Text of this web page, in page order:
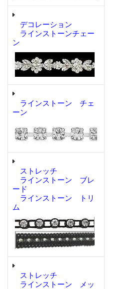
デコレーション
ラインストーンチェー
ン
ラインストーン チェ
ーン
ストレッチ
ラインストーン ブレ
ード
ラインストーン トリ
ム
ストレッチ
ラインストーン メッ